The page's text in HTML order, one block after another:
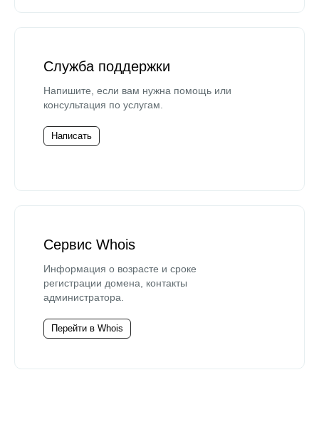
Служба поддержки
Напишите, если вам нужна помощь или
консультация по услугам.
Написать
Сервис Whois
Информация о возрасте и сроке
регистрации домена, контакты
администратора.
Перейти в Whois